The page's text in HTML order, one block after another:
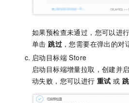
如果预检查未通过，您可以进行
单击 跳过 ，您需要在弹出的对
启动目标端 Store
启动目标端增量拉取，创建并
动失败，您可以进行 重试 或